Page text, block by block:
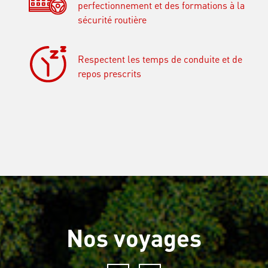
perfectionnement et des formations à la
sécurité routière
Respectent les temps de conduite et de
repos prescrits
Nos voyages